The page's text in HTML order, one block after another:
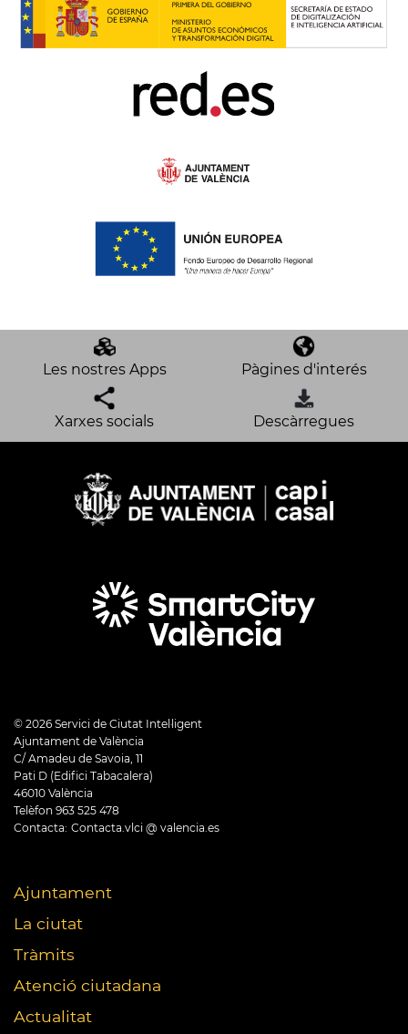
Les nostres Apps Pàgines d'interés
Xarxes socials Descàrregues
© 2026 Servici de Ciutat Intel·ligent
Ajuntament de València
C/ Amadeu de Savoia, 11
Pati D (Edifici Tabacalera)
46010 València
Telèfon 963 525 478
Contacta: Contacta.vlci @ valencia.es
Ajuntament
La ciutat
Tràmits
Atenció ciutadana
Actualitat